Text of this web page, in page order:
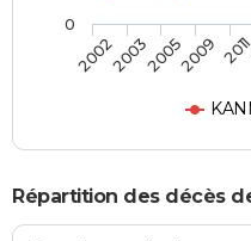
2002200320052009 2011
0
Répartition des décès